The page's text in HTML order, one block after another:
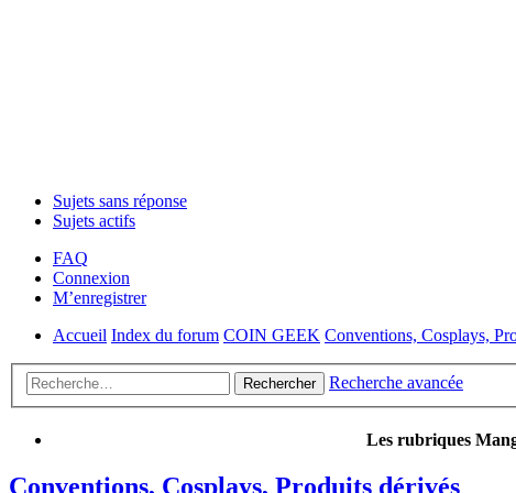
Sujets sans réponse
Sujets actifs
FAQ
Connexion
M’enregistrer
Accueil Index du forum COIN GEEK Conventions, Cosplays,
Rechercher Recherche avancée
Les rubriques
Conventions, Cosplays, Produits dérivés